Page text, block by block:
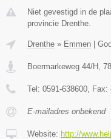
Niet gevestigd in de
provincie Drenthe.
Drenthe » Emmen |
Boermarkeweg 44/H
Tel: 0591-638600 , Fax:
E-mailadres onbekend
Website: http://